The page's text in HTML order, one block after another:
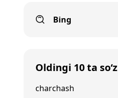
Bing
Oldingi 10 ta so‘z
charchash